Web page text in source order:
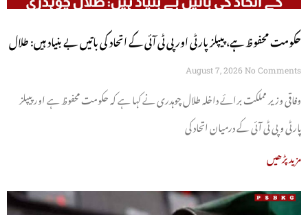
حکومت محفوظ ہے، پیپلز پارٹی اور پی ٹی آئی کے اتحاد کی باتیں بے بنیاد ہیں: طلال
چوہدری
August 7, 2026 No Comments
وفاقی وزیر مملکت برائے داخلہ طلال چوہدری نے کہا ہے کہ حکومت محفوظ ہے اور پیپلز
پارٹی و پی ٹی آئی کے درمیان اتحاد کی
مزید پڑھیں